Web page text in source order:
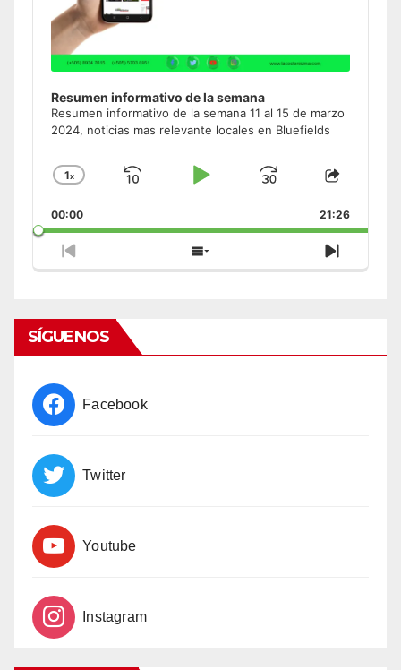
Resumen informativo de la semana
Resumen informativo de la semana 11 al 15 de marzo
2024, noticias mas relevante locales en Bluefields
Change
Rate
1x
Skip
Play
Jump
Forward
Share
Episode
00:00 21:26
Previous
Episode
Show
Episodes
Next
Episode
SÍGUENOS
Facebook
Twitter
Youtube
Instagram